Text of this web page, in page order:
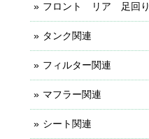
フロント リア 足回り
タンク関連
フィルター関連
マフラー関連
シート関連